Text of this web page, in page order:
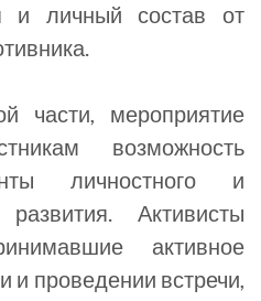
и личный состав от
части, мероприятие
возможность
личностного и
развития. Активисты
активное
и проведении встречи,